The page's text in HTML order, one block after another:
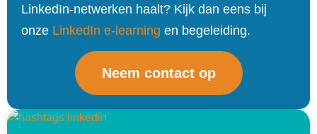
LinkedIn‑netwerken haalt? Kijk dan eens bij
onze LinkedIn e-learning en begeleiding.
Neem contact op